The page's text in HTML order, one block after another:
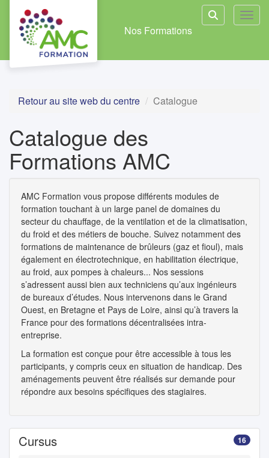
Aller au menu principal
Aller au contenu principal
Personnaliser l'interface
Rechercher
Nos Formations
Retour au site web du centre Catalogue
Catalogue des
Formations AMC
AMC Formation vous propose différents modules de
formation touchant à un large panel de domaines du
secteur du chauffage, de la ventilation et de la climatisation,
du froid et des métiers de bouche. Suivez notamment des
formations de maintenance de brûleurs (gaz et fioul), mais
également en électrotechnique, en habilitation électrique,
au froid, aux pompes à chaleurs... Nos sessions
s’adressent aussi bien aux techniciens qu’aux ingénieurs
de bureaux d’études. Nous intervenons dans le Grand
Ouest, en Bretagne et Pays de Loire, ainsi qu’à travers la
France pour des formations décentralisées intra-
entreprise.
La formation est conçue pour être accessible à tous les
participants, y compris ceux en situation de handicap. Des
aménagements peuvent être réalisés sur demande pour
répondre aux besoins spécifiques des stagiaires.
Cursus 16